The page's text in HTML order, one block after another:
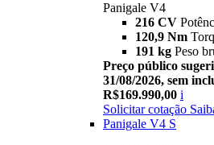
Panigale V4
216 CV
120,9 Nm
191 kg Peso
Preço público
31/08/2026, sem
R$169.990,00 i
Solicitar cotação
Panigale V4 S